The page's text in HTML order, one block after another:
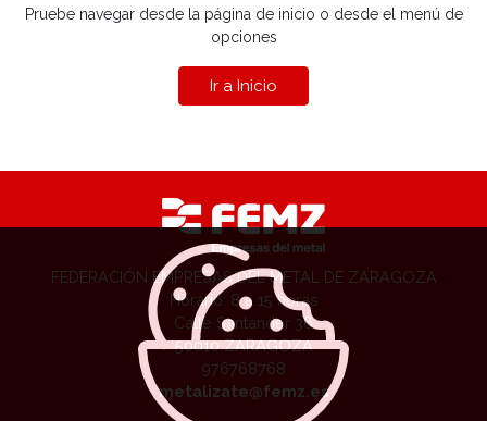
Pruebe navegar desde la página de inicio o desde el menú de
opciones
Ir a Inicio
FEDERACIÓN EMPRESAS DEL METAL DE ZARAGOZA
Horario: 8 a 15 horas
Calle Santander 36
50010 ZARAGOZA
976768768
metalizate@femz.es